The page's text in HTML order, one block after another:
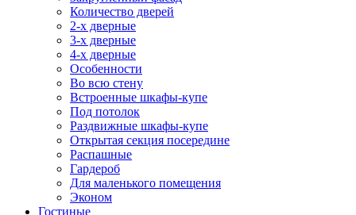
Количество дверей
2-х дверные
3-х дверные
4-х дверные
Особенности
Во всю стену
Встроенные шкафы-купе
Под потолок
Раздвижные шкафы-купе
Открытая секция посередине
Распашные
Гардероб
Для маленького помещения
Эконом
Гостиные